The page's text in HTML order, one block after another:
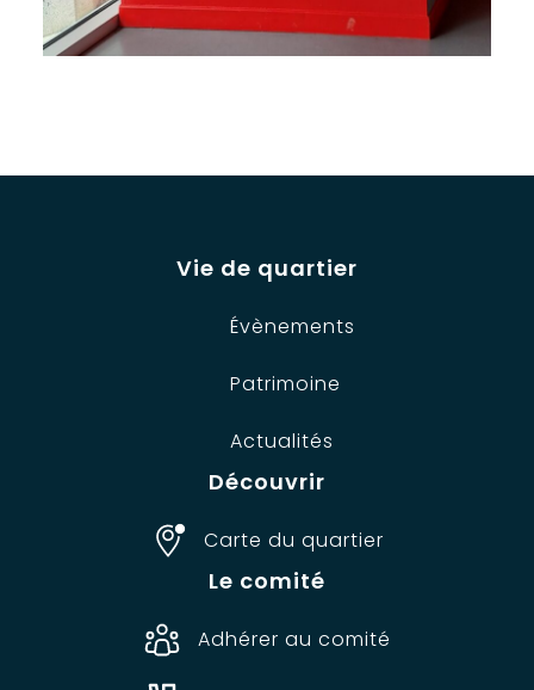
Vie de quartier
Évènements
Patrimoine
Actualités
Découvrir
Carte du quartier
Le comité
Adhérer au comité